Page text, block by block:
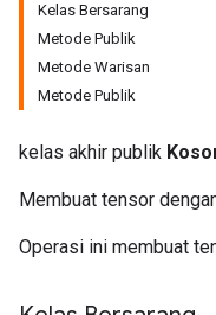
Kelas Bersarang
Metode Publik
Metode Warisan
Metode Publik
kelas akhir publik
Membuat tensor
Operasi ini membuat